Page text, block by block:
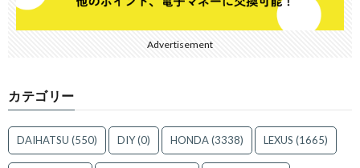
Advertisement
カテゴリー
DAIHATSU (550) DIY(0) HONDA(3338) LEXUS (1665)